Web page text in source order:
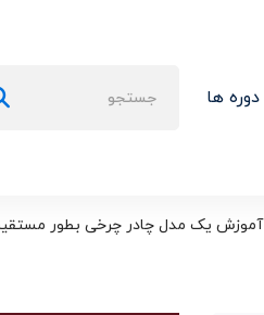
دوره ها
آموزش یک مدل چادر چرخی بطور مستقیم